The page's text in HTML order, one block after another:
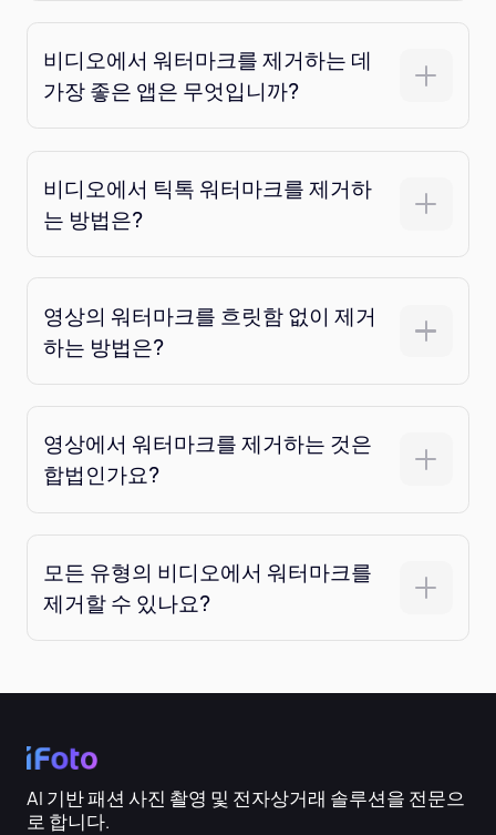
비디오에서 워터마크를 제거하는 데
가장 좋은 앱은 무엇입니까?
비디오에서 틱톡 워터마크를 제거하
는 방법은?
영상의 워터마크를 흐릿함 없이 제거
하는 방법은?
영상에서 워터마크를 제거하는 것은
합법인가요?
모든 유형의 비디오에서 워터마크를
제거할 수 있나요?
AI 기반 패션 사진 촬영 및 전자상거래 솔루션을 전문으
로 합니다.